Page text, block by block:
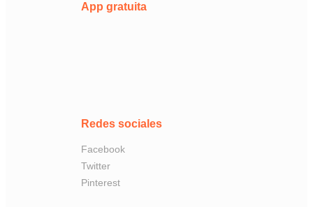
App gratuita
Redes sociales
Facebook
Twitter
Pinterest